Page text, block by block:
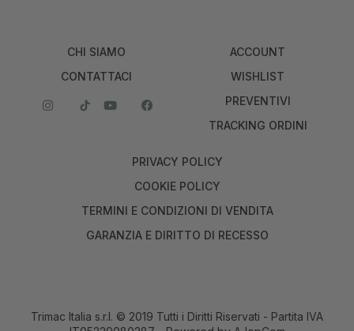
CHI SIAMO
CONTATTACI
ACCOUNT
WISHLIST
PREVENTIVI
TRACKING ORDINI
PRIVACY POLICY
COOKIE POLICY
TERMINI E CONDIZIONI DI VENDITA
GARANZIA E DIRITTO DI RECESSO
Trimac Italia s.r.l. © 2019 Tutti i Diritti Riservati - Partita IVA